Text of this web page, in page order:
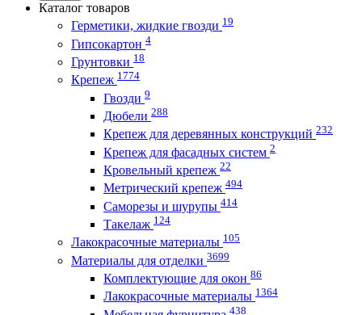
Каталог товаров
Герметики, жидкие гвозди 19
Гипсокартон 4
Грунтовки 18
Крепеж 1774
Гвозди 9
Дюбели 288
Крепеж для деревянных конструкций 232
Крепеж для фасадных систем 2
Кровельный крепеж 22
Метрический крепеж 494
Саморезы и шурупы 414
Такелаж 124
Лакокрасочные материалы 105
Материалы для отделки 3699
Комплектующие для окон 86
Лакокрасочные материалы 1364
438